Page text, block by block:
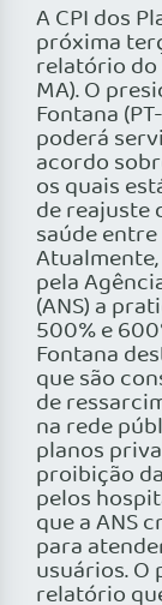
A CPI dos
próxima
relatório do
MA). O
Fontana
poderá
acordo
os quais
de reajuste
saúde
pela
(ANS) a
500% e
Fontana
que são
de
na rede
planos
proibição
pelos
que a ANS
para
usuários. O
relatório